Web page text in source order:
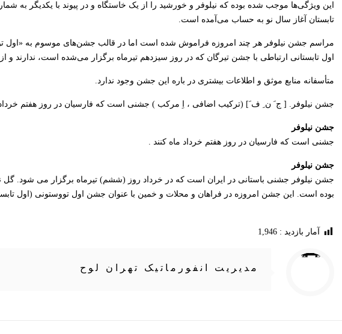
این ویژگی‌ها موجب شده بوده که نیلوفر و خورشید را از یک خاستگاه و در پیوند با یکدیگر به
تابستان آغاز سال نو به حساب می‌آمده است.
مراسم جشن نیلوفر هر چند امروزه فراموش شده است اما در قالب جشن‌های موسوم به «اول
اول تابستانی ارتباطی با جشن تیرگان که در روز سیزدهم تیرماه برگزار می‌شده است، ندارند
متأسفانه منابع موثق و اطلاعات بیشتری در باره این جشن وجود ندارد.
جشن نیلوفر. [ ج َ ن ِ ف َ] (ترکیب اضافی ، اِ مرکب ) جشنی است که فارسیان در روز هفتم
جشن نیلوفر
جشنی است که فارسیان در روز هفتم خرداد ماه کنند .
جشن نیلوفر
جشن نیلوفر جشنی باستانی در ایران است که در خرداد روز (ششم) تیرماه برگزار می شود. گل
بوده است. این جشن امروزه در فراهان و محلات و خمین با عنوان جشن اول تووستونی (اول
آمار بازدید : 1,946
Warning
/home/ifapasar/tehranloh1.ir/wp-content/themes/betheme-2196/includes/content-single.php
on line286
مدیریت انفورماتیک تهران لوح